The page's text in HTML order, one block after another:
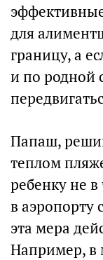
для
границу, а
и по родной
Папаш,
теплом
ребенку не
в аэропорту
эта мера
Например, в